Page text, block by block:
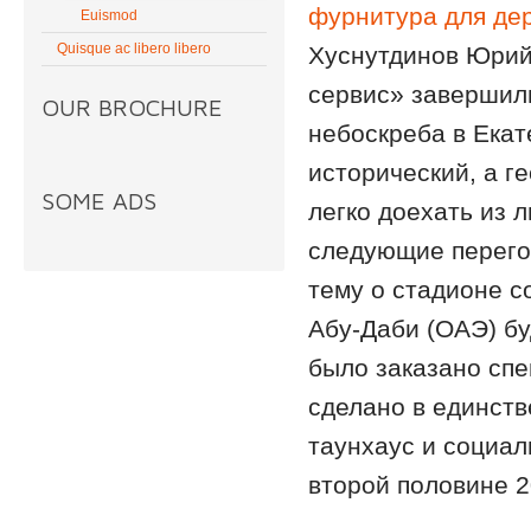
Euismod
Quisque ac libero libero
OUR BROCHURE
SOME ADS
фурнитура для
Хуснутдинов
сервис»
небоскреба в
исторический, а
легко доехать из
следующие
тему о стадионе
Абу-Даби (ОАЭ)
было заказано
сделано в
таунхаус и
второй половине